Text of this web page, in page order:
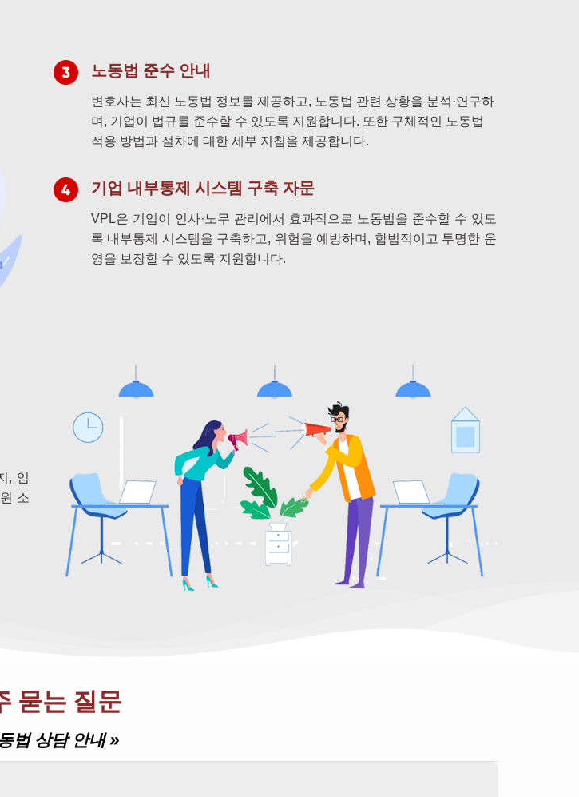
노동법 준수 안내
변호사는 최신 노동법 정보를 제공하고, 노동법 관련 상황을 분석·연구하
며, 기업이 법규를 준수할 수 있도록 지원합니다. 또한 구체적인 노동법
적용 방법과 절차에 대한 세부 지침을 제공합니다.
기업 내부통제 시스템 구축 자문
VPL은 기업이 인사·노무 관리에서 효과적으로 노동법을 준수할 수 있도
록 내부통제 시스템을 구축하고, 위험을 예방하며, 합법적이고 투명한 운
영을 보장할 수 있도록 지원합니다.
, 임
소
묻는 질문
법 상담 안내 »